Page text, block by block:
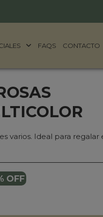
FAQS CONTACTO
varios. Ideal para regalar
OFF